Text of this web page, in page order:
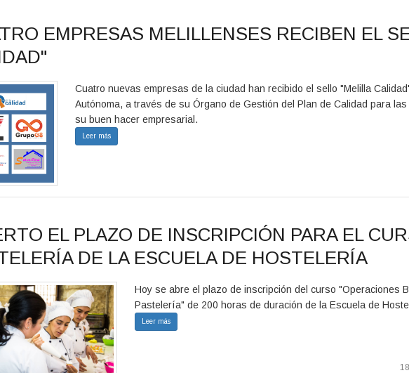
EMPRESAS MELILLENSES RECIBEN EL
Cuatro nuevas empresas de la ciudad han recibido el sello "Melilla
Autónoma, a través de su Órgano de Gestión del Plan de Calidad para
su buen hacer empresarial.
Leer más
EL PLAZO DE INSCRIPCIÓN PARA EL
DE LA ESCUELA DE HOSTELERÍA
Hoy se abre el plazo de inscripción del curso "Operaciones
Pastelería" de 200 horas de duración de la Escuela de
Leer más